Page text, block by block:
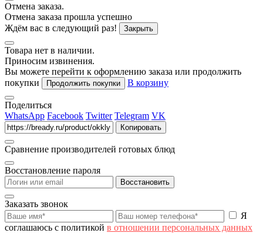
Отмена заказа.
Отмена заказа прошла успешно
Ждём вас в следующий раз!
Закрыть
Товара нет в наличии.
Приносим извинения.
Вы можете перейти к оформлению заказа или продолжить
покупки
Продолжить покупки В корзину
Поделиться
WhatsApp Facebook Twitter Telegram VK
Копировать
Сравнение производителей готовых блюд
Восстановление пароля
Восстановить
Заказать звонок
Я
соглашаюсь с политикой в отношении персональных данных